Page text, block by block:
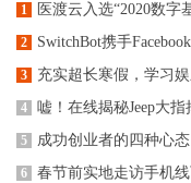
1 医渡云入选“2020数字
2 SwitchBot携手Facebook
3 充实超长寒假，学习
4 嘘！在线揭秘Jeep大
5 成功创业者的四种心态
6 春节前实地走访手机